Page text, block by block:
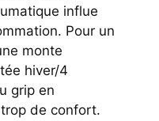
influe
Pour un
monte
hiver/4
grip en
de confort.